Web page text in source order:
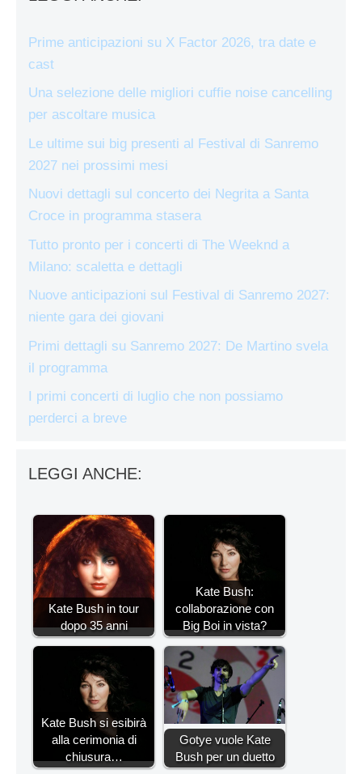
Prime anticipazioni su X Factor 2026, tra date e
cast
Una selezione delle migliori cuffie noise cancelling
per ascoltare musica
Le ultime sui big presenti al Festival di Sanremo
2027 nei prossimi mesi
Nuovi dettagli sul concerto dei Negrita a Santa
Croce in programma stasera
Tutto pronto per i concerti di The Weeknd a
Milano: scaletta e dettagli
Nuove anticipazioni sul Festival di Sanremo 2027:
niente gara dei giovani
Primi dettagli su Sanremo 2027: De Martino svela
il programma
I primi concerti di luglio che non possiamo
perderci a breve
LEGGI ANCHE:
Kate Bush in tour
dopo 35 anni
Kate Bush:
collaborazione con
Big Boi in vista?
Kate Bush si esibirà
alla cerimonia di
chiusura…
Gotye vuole Kate
Bush per un duetto